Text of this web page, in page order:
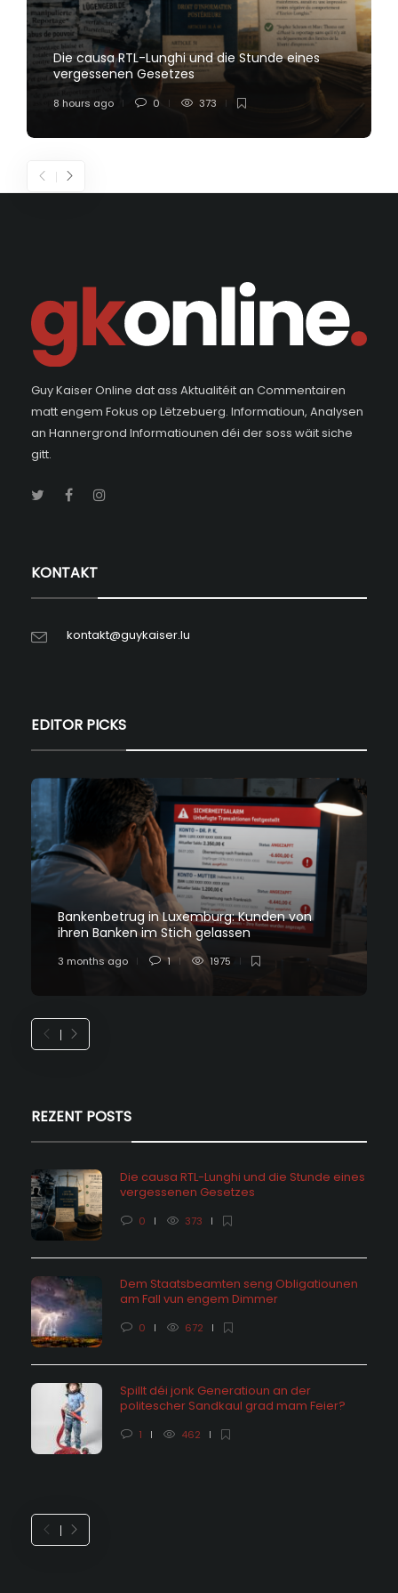
Die causa RTL-Lunghi und die Stunde eines
vergessenen Gesetzes
8 hours ago 0 373
Guy Kaiser Online dat ass Aktualitéit an Commentairen
matt engem Fokus op Lëtzebuerg. Informatioun, Analysen
an Hannergrond Informatiounen déi der soss wäit siche
gitt.
KONTAKT
kontakt@guykaiser.lu
EDITOR PICKS
Bankenbetrug in Luxemburg: Kunden von
ihren Banken im Stich gelassen
3 months ago 1 1975
REZENT POSTS
Die causa RTL-Lunghi und die Stunde eines
vergessenen Gesetzes
0 373
Dem Staatsbeamten seng Obligatiounen
am Fall vun engem Dimmer
0 672
Spillt déi jonk Generatioun an der
politescher Sandkaul grad mam Feier?
1 462